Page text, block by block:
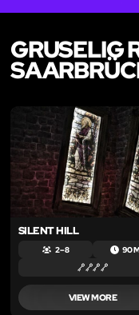
GRUSELIG
SILENT HILL
2 – 8 90
VIEW MORE